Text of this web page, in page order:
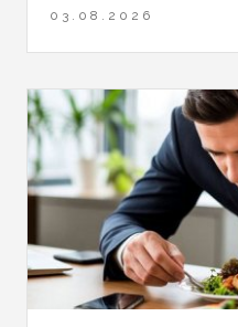
03.08.2026